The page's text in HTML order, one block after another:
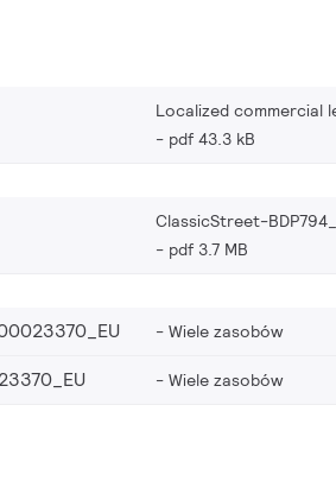
Localized commercial
pdf 43.3 kB
ClassicStreet-
pdf 3.7 MB
Wiele zasobów
Wiele zasobów